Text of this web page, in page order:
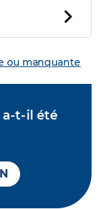
ou manquante
a-t-il été